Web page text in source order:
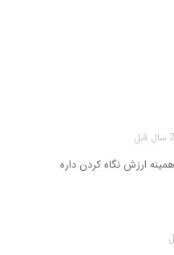
2 سال قبل
ارزش نگاه کردن داره